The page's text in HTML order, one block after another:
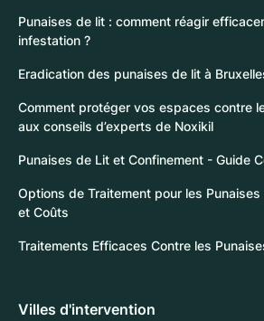
Punaises de lit : comment réagir
infestation ?
Eradication des punaises de lit à
Comment protéger vos espaces contre
aux conseils d’experts de Noxikil
Punaises de Lit et Confinement - Guide
Options de Traitement pour les
et Coûts
Traitements Efficaces Contre les
Villes d'intervention